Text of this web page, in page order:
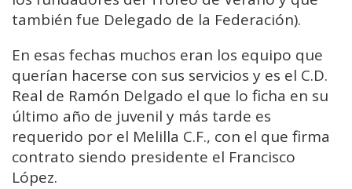
también fue Delegado de la Federación).
En esas fechas muchos eran los equipo que
querían hacerse con sus servicios y es el C.D.
Real de Ramón Delgado el que lo ficha en su
último año de juvenil y más tarde es
requerido por el Melilla C.F., con el que firma
contrato siendo presidente el Francisco
López.